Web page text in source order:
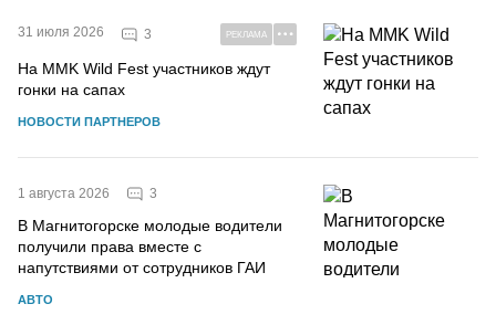
31 июля 2026 3 РЕКЛАМА
На MMK Wild Fest участников ждут
гонки на сапах
НОВОСТИ ПАРТНЕРОВ
1 августа 2026 3
В Магнитогорске молодые водители
получили права вместе с
напутствиями от сотрудников ГАИ
АВТО